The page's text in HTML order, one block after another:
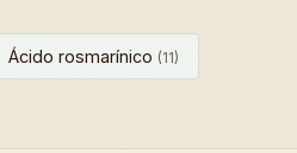
Ácido rosmarínico (11)